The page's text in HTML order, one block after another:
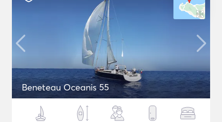
Beneteau Oceanis 55